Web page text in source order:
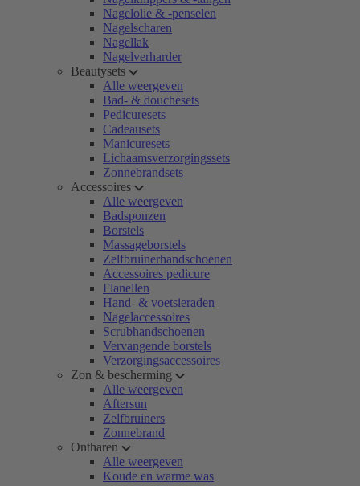
Nagelolie & -penselen
Nagelscharen
Nagellak
Nagelverharder
Beautysets
Alle weergeven
Bad- & douchesets
Pedicuresets
Cadeausets
Manicuresets
Lichaamsverzorgingssets
Zonnebrandsets
Accessoires
Alle weergeven
Badsponzen
Borstels
Massageborstels
Zelfbruinerhandschoenen
Accessoires pedicure
Flanellen
Hand- & voetsieraden
Nagelaccessoires
Scrubhandschoenen
Vervangende borstels
Verzorgingsaccessoires
Zon & bescherming
Alle weergeven
Aftersun
Zelfbruiners
Zonnebrand
Ontharen
Alle weergeven
Koude en warme was